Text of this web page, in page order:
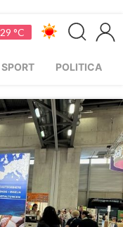
29 °C
SPORT POLITICA